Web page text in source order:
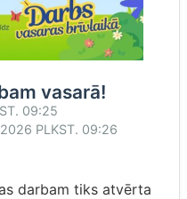
vasarā!
09:25
PLKST. 09:26
darbam tiks atvērta